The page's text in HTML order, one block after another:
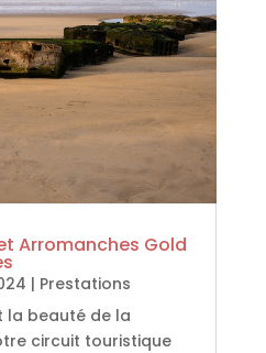
Arromanches Gold
| Prestations
la beauté de la
circuit touristique